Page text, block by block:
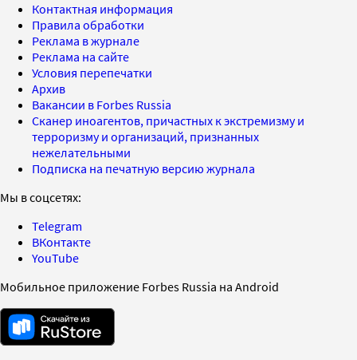
Контактная информация
Правила обработки
Реклама в журнале
Реклама на сайте
Условия перепечатки
Архив
Вакансии в Forbes Russia
Сканер иноагентов, причастных к экстремизму и
терроризму и организаций, признанных
нежелательными
Подписка на печатную версию журнала
Мы в соцсетях:
Telegram
ВКонтакте
YouTube
Мобильное приложение Forbes Russia на Android